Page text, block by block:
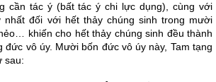
cần tác ý (bất tác ý chi lực dụng), cùng với
nhất đối với hết thảy chúng sinh trong mười
khiến cho hết thảy chúng sinh đều thành
đức vô úy. Mười bốn đức vô úy này, Tam tạng
sau: